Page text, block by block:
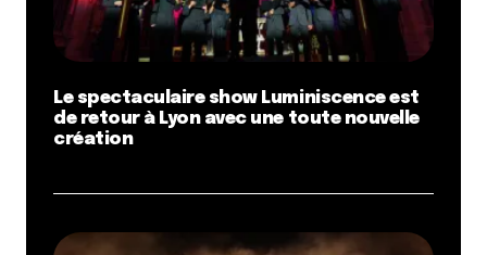
Le spectaculaire show Luminiscence est
de retour à Lyon avec une toute nouvelle
création